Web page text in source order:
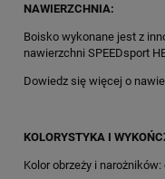
NAWIERZCHNIA:
Boisko wykonane jest z
nawierzchni SPEEDsport
Dowiedz się więcej o
KOLORYSTYKA I
Kolor obrzeży i